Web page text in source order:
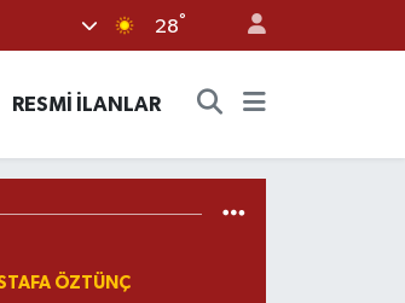
28°
RESMİ İLANLAR
ÖZTÜNÇ